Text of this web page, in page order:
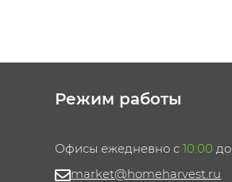
Режим работы
Офисы ежедневно с 10:00 до
market@homeharvest.ru